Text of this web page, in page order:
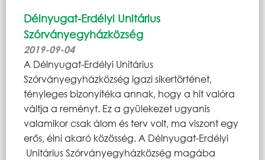
Délnyugat-Erdélyi Unitárius
Szórványegyházközség
2019-09-04
A Délnyugat-Erdélyi Unitárius
Szórványegyházközség igazi sikertörténet,
tényleges bizonyítéka annak, hogy a hit valóra
váltja a reményt. Ez a gyülekezet ugyanis
valamikor csak álom és terv volt, ma viszont egy
erős, élni akaró közösség. A Délnyugat-Erdélyi
Unitárius Szórványegyházközség magába